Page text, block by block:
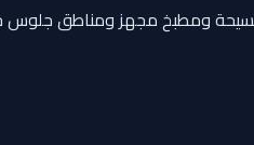
ومطبخ مجهز ومناطق جلوس